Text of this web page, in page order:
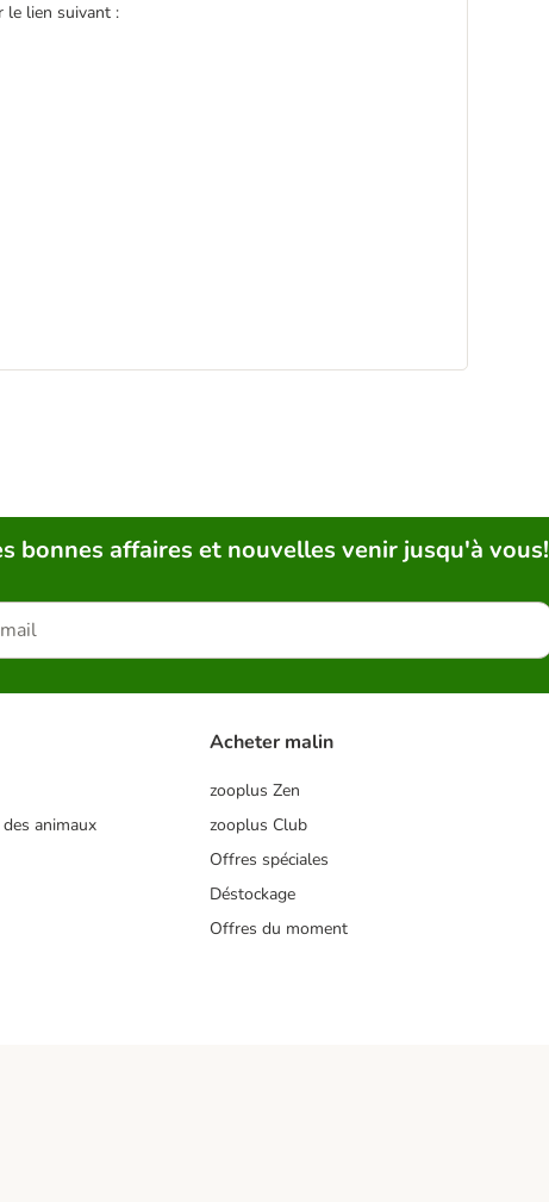
le lien suivant :
bonnes affaires et nouvelles venir jusqu'à vous!
animaux
Acheter malin
zooplus Zen
zooplus Club
Offres spéciales
Déstockage
Offres du moment